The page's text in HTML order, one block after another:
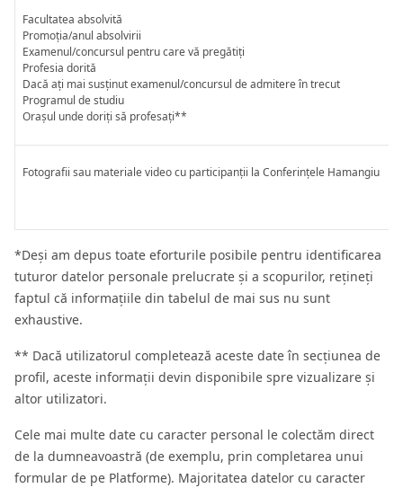
Facultatea absolvită
Promoția/anul absolvirii
Examenul/concursul pentru care vă pregătiți
Profesia dorită
Dacă ați mai susținut examenul/concursul de admitere în trecut
Programul de studiu
Orașul unde doriți să profesați**
Fotografii sau materiale video cu participanții la Conferințele Hamangiu
*Deși am depus toate eforturile posibile pentru identificarea
tuturor datelor personale prelucrate și a scopurilor, rețineți
faptul că informațiile din tabelul de mai sus nu sunt
exhaustive.
** Dacă utilizatorul completează aceste date în secțiunea de
profil, aceste informații devin disponibile spre vizualizare și
altor utilizatori.
Cele mai multe date cu caracter personal le colectăm direct
de la dumneavoastră (de exemplu, prin completarea unui
formular de pe Platforme). Majoritatea datelor cu caracter